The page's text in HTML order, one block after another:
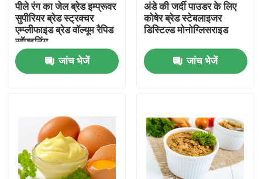
कारखाना भ्रमण
गुणवत्ता नियंत्रण
समाचार
एक उद्धरण का अनुरोध करें
पीले रंग का जेल ब्रेड इम्प्रूवर
सुपीरियर ब्रेड स्ट्रक्चर
एम्प्लीफाइड ब्रेड वॉल्यूम रैपिड
सॉफ्टनिंग
जांच भेजें
अंडे की जर्दी पाउडर के लिए
कोषेर ब्रेड स्टेबलाइजर
डिस्टिल्ड मोनोग्लिसराइड
जांच भेजें